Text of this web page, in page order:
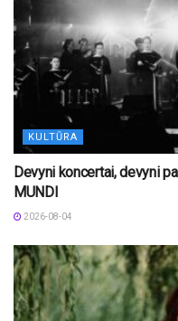
KULTŪRA
Devyni koncertai, devyni
MUNDI
2026-08-04